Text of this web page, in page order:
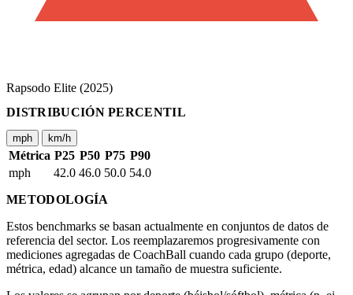
Rapsodo Elite (2025)
DISTRIBUCIÓN PERCENTIL
mph km/h
Métrica P25 P50 P75 P90
mph
42.0 46.0 50.0 54.0
METODOLOGÍA
Estos benchmarks se basan actualmente en conjuntos de datos de
referencia del sector. Los reemplazaremos progresivamente con
mediciones agregadas de CoachBall cuando cada grupo (deporte,
métrica, edad) alcance un tamaño de muestra suficiente.